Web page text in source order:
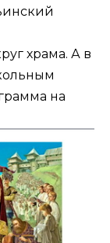
храма. А в
на